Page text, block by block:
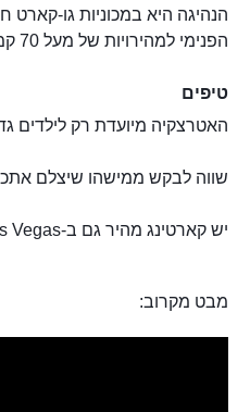
הנהיגה היא במכוניות גו-
הפנימי למהירויות של מעל 70 קמ"ש.
טיפים
האטרצקיה מיועדת רק לילדים
שווה לבקש ממישהו שיצלם
יש קארטינג מהיר גם ב-Pole Position Raceway Las Vegas.
מבט מקרוב: